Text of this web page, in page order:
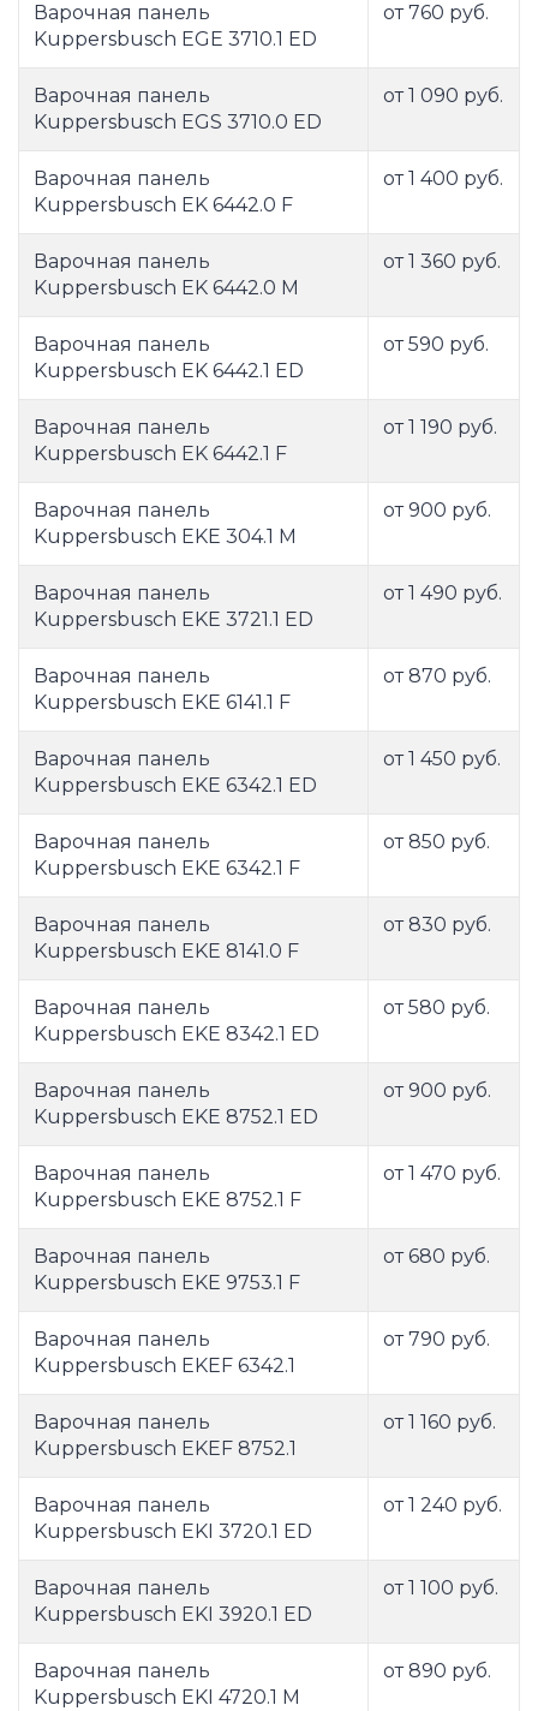
Варочная панель
Kuppersbusch EGE 3710.1 ED
от 760 руб.
Варочная панель
Kuppersbusch EGS 3710.0 ED
от 1 090 руб.
Варочная панель
Kuppersbusch EK 6442.0 F
от 1 400 руб.
Варочная панель
Kuppersbusch EK 6442.0 M
от 1 360 руб.
Варочная панель
Kuppersbusch EK 6442.1 ED
от 590 руб.
Варочная панель
Kuppersbusch EK 6442.1 F
от 1 190 руб.
Варочная панель
Kuppersbusch EKE 304.1 M
от 900 руб.
Варочная панель
Kuppersbusch EKE 3721.1 ED
от 1 490 руб.
Варочная панель
Kuppersbusch EKE 6141.1 F
от 870 руб.
Варочная панель
Kuppersbusch EKE 6342.1 ED
от 1 450 руб.
Варочная панель
Kuppersbusch EKE 6342.1 F
от 850 руб.
Варочная панель
Kuppersbusch EKE 8141.0 F
от 830 руб.
Варочная панель
Kuppersbusch EKE 8342.1 ED
от 580 руб.
Варочная панель
Kuppersbusch EKE 8752.1 ED
от 900 руб.
Варочная панель
Kuppersbusch EKE 8752.1 F
от 1 470 руб.
Варочная панель
Kuppersbusch EKE 9753.1 F
от 680 руб.
Варочная панель
Kuppersbusch EKEF 6342.1
от 790 руб.
Варочная панель
Kuppersbusch EKEF 8752.1
от 1 160 руб.
Варочная панель
Kuppersbusch EKI 3720.1 ED
от 1 240 руб.
Варочная панель
Kuppersbusch EKI 3920.1 ED
от 1 100 руб.
Варочная панель
Kuppersbusch EKI 4720.1 M
от 890 руб.